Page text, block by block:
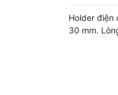
Holder điện
30 mm.